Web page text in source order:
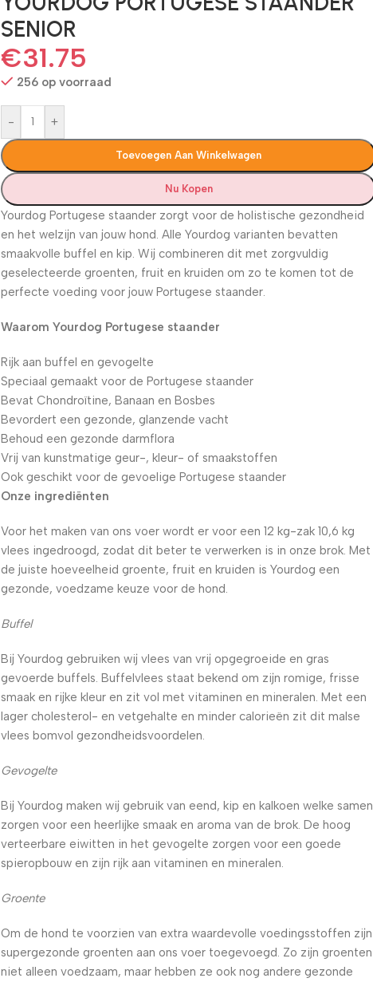
SENIOR
€31.75
256 op voorraad
- +
Toevoegen Aan Winkelwagen
Nu Kopen
Yourdog Portugese staander zorgt voor de holistische gezondheid
en het welzijn van jouw hond. Alle Yourdog varianten bevatten
smaakvolle buffel en kip. Wij combineren dit met zorgvuldig
geselecteerde groenten, fruit en kruiden om zo te komen tot de
perfecte voeding voor jouw Portugese staander.
Waarom Yourdog Portugese staander
Rijk aan buffel en gevogelte
Speciaal gemaakt voor de Portugese staander
Bevat Chondroïtine, Banaan en Bosbes
Bevordert een gezonde, glanzende vacht
Behoud een gezonde darmflora
Vrij van kunstmatige geur-, kleur- of smaakstoffen
Ook geschikt voor de gevoelige Portugese staander
Onze ingrediënten
Voor het maken van ons voer wordt er voor een 12 kg-zak 10,6 kg
vlees ingedroogd, zodat dit beter te verwerken is in onze brok. Met
de juiste hoeveelheid groente, fruit en kruiden is Yourdog een
gezonde, voedzame keuze voor de hond.
Buffel
Bij Yourdog gebruiken wij vlees van vrij opgegroeide en gras
gevoerde buffels. Buffelvlees staat bekend om zijn romige, frisse
smaak en rijke kleur en zit vol met vitaminen en mineralen. Met een
lager cholesterol- en vetgehalte en minder calorieën zit dit malse
vlees bomvol gezondheidsvoordelen.
Gevogelte
Bij Yourdog maken wij gebruik van eend, kip en kalkoen welke samen
zorgen voor een heerlijke smaak en aroma van de brok. De hoog
verteerbare eiwitten in het gevogelte zorgen voor een goede
spieropbouw en zijn rijk aan vitaminen en mineralen.
Groente
Om de hond te voorzien van extra waardevolle voedingsstoffen zijn
supergezonde groenten aan ons voer toegevoegd. Zo zijn groenten
niet alleen voedzaam, maar hebben ze ook nog andere gezonde